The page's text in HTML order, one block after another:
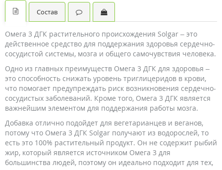
Состав
Омега 3 ДГК растительного происхождения Solgar – это
действенное средство для поддержания здоровья сердечно-
сосудистой системы, мозга и общего самочувствия человека.
Одно из главных преимуществ Омега 3 ДГК для здоровья –
это способность снижать уровень триглицеридов в крови,
что помогает предупреждать риск возникновения сердечно-
сосудистых заболеваний. Кроме того, Омега 3 ДГК является
важнейшим элементом для поддержания работы мозга.
Добавка отлично подойдет для вегетарианцев и веганов,
потому что Омега 3 ДГК Solgar получают из водорослей, то
есть это 100% растительный продукт. Он не содержит рыбий
жир, который является источником Омега 3 для
большинства людей, поэтому он идеально подходит для тех,